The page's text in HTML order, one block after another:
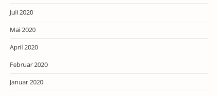
Juli 2020
Mai 2020
April 2020
Februar 2020
Januar 2020